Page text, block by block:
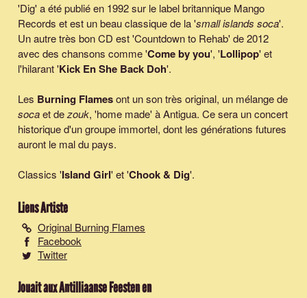
'Dig' a été publié en 1992 sur le label britannique Mango
Records et est un beau classique de la 'small islands soca'.
Un autre très bon CD est 'Countdown to Rehab' de 2012
avec des chansons comme 'Come by you', 'Lollipop' et
l'hilarant 'Kick En She Back Doh'.
Les Burning Flamesont un son très original, un mélange de
socaet dezouk, 'home made' à Antigua. Ce sera un concert
historique d'un groupe immortel, dont les générations futures
auront le mal du pays.
Classics 'Island Girl' et 'Chook & Dig'.
Liens Artiste
Original Burning Flames
Facebook
Twitter
Jouait aux Antilliaanse Feesten en